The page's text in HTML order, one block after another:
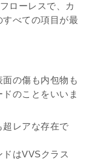
ローレスで、カ
べての項目が最
の傷も内包物も
のことをいいま
レアな存在で
はVVSクラス